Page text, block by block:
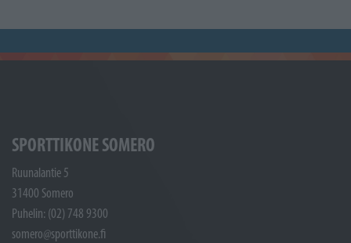
SPORTTIKONE SOMERO
Ruunalantie 5
31400 Somero
Puhelin: (02) 748 9300
somero@sporttikone.fi